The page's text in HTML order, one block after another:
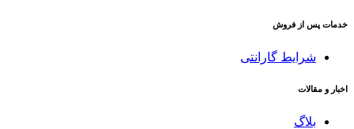
خدمات پس از فروش
شرایط گارانتی
اخبار و مقالات
بلاگ